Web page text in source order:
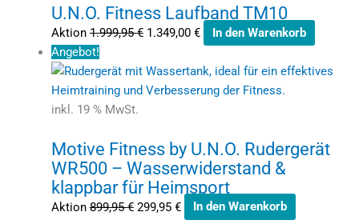
U.N.O. Fitness Laufband TM10
Aktion1.999,95€ 1.349,00 €
In den Warenkorb
Angebot!
inkl. 19 % MwSt.
Motive Fitness by U.N.O. Rudergerät
WR500 – Wasserwiderstand &
klappbar für Heimsport
Aktion899,95€ 299,95 € In den Warenkorb